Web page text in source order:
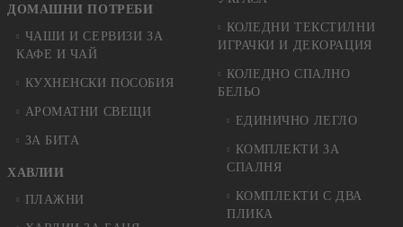
ДОМАШНИ ПОТРЕБИ
ЧАШИ И СЕРВИЗИ ЗА
КАФЕ И ЧАЙ
КУХНЕНСКИ ПОСОБИЯ
АРОМАТНИ СВЕЩИ
ЗА БИТА
ХАВЛИИ
ПЛАЖНИ
КОЛЕДНИ ТЕКСТИЛНИ
ИГРАЧКИ И ДЕКОРАЦИЯ
КОЛЕДНO СПАЛНO
БЕЛЬО
ЕДИНИЧНО ЛЕГЛО
КОМПЛЕКТИ ЗА
СПАЛНЯ
КОМПЛЕКТИ С ДВА
ПЛИКА